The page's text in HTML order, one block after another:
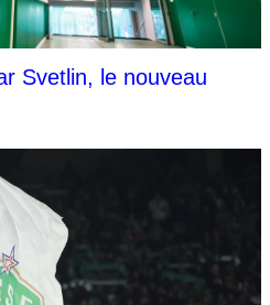
Svetlin, le nouveau